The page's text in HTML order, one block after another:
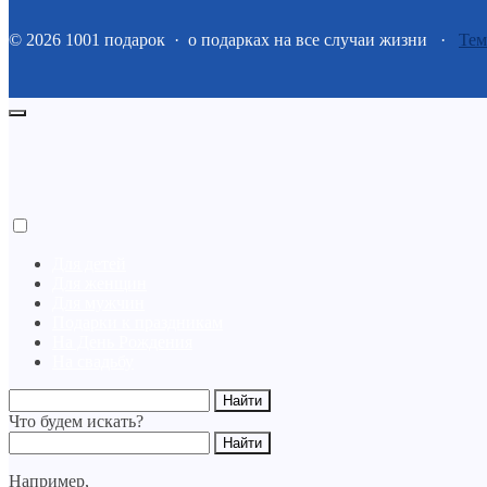
© 2026 1001 подарок · о подарках на все случаи жизни ·
Что будем искать?
Например,